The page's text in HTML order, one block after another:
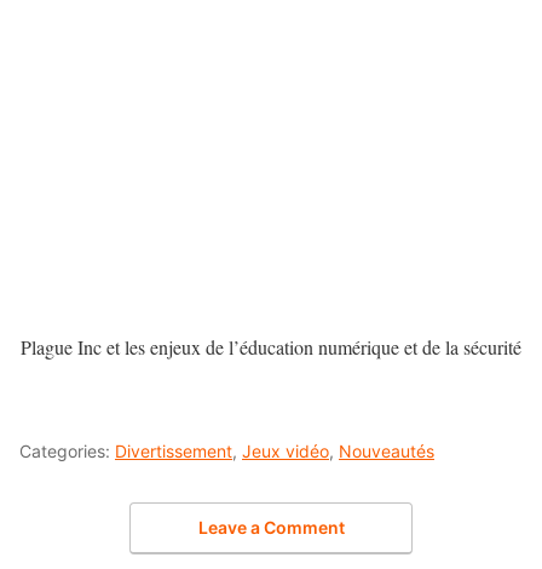
Plague Inc et les enjeux de l’éducation numérique et de la sécurité
Categories: Divertissement, Jeux vidéo, Nouveautés
Leave a Comment